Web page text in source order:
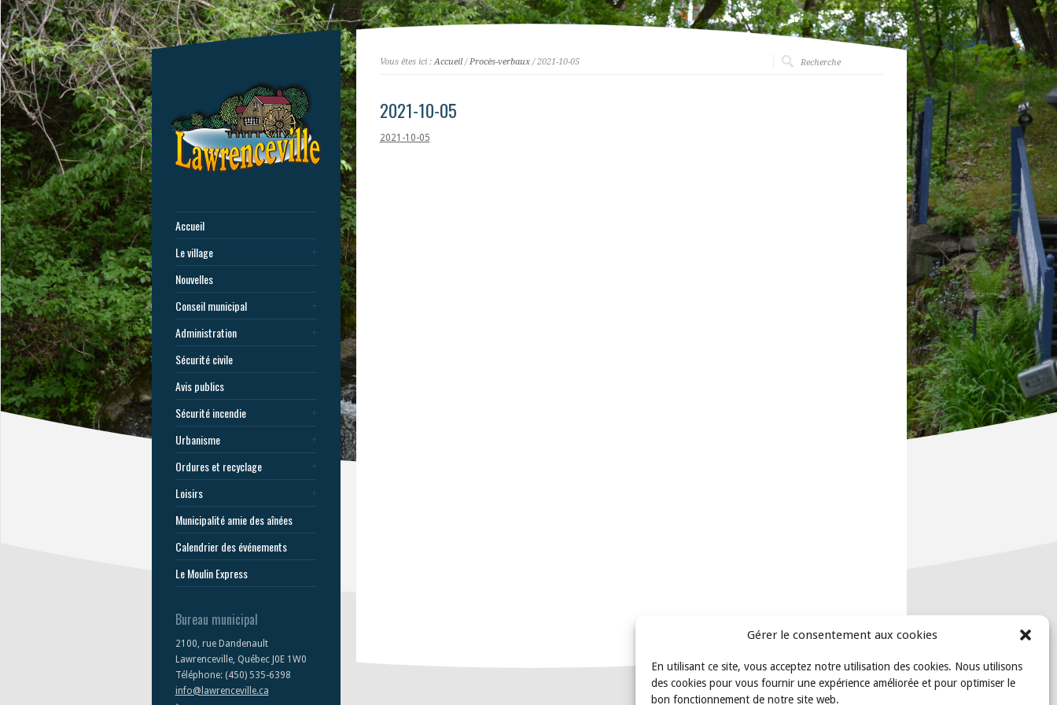
Gérer le consentement aux cookies
En utilisant ce site, vous acceptez notre utilisation des cookies. Nous utilisons
des cookies pour vous fournir une expérience améliorée et pour optimiser le
bon fonctionnement de notre site web.
Accueil
Le village
Nouvelles
Conseil municipal
Administration
Sécurité civile
Avis publics
Sécurité incendie
Urbanisme
Ordures et recyclage
Loisirs
Municipalité amie des aînées
Calendrier des événements
Le Moulin Express
Bureau municipal
2100, rue Dandenault
Lawrenceville, Québec J0E 1W0
Téléphone: (450) 535-6398
info@lawrenceville.ca
Vous êtes ici :Accueil/Procès-verbaux/ 2021-10-05
2021-10-05
2021-10-05